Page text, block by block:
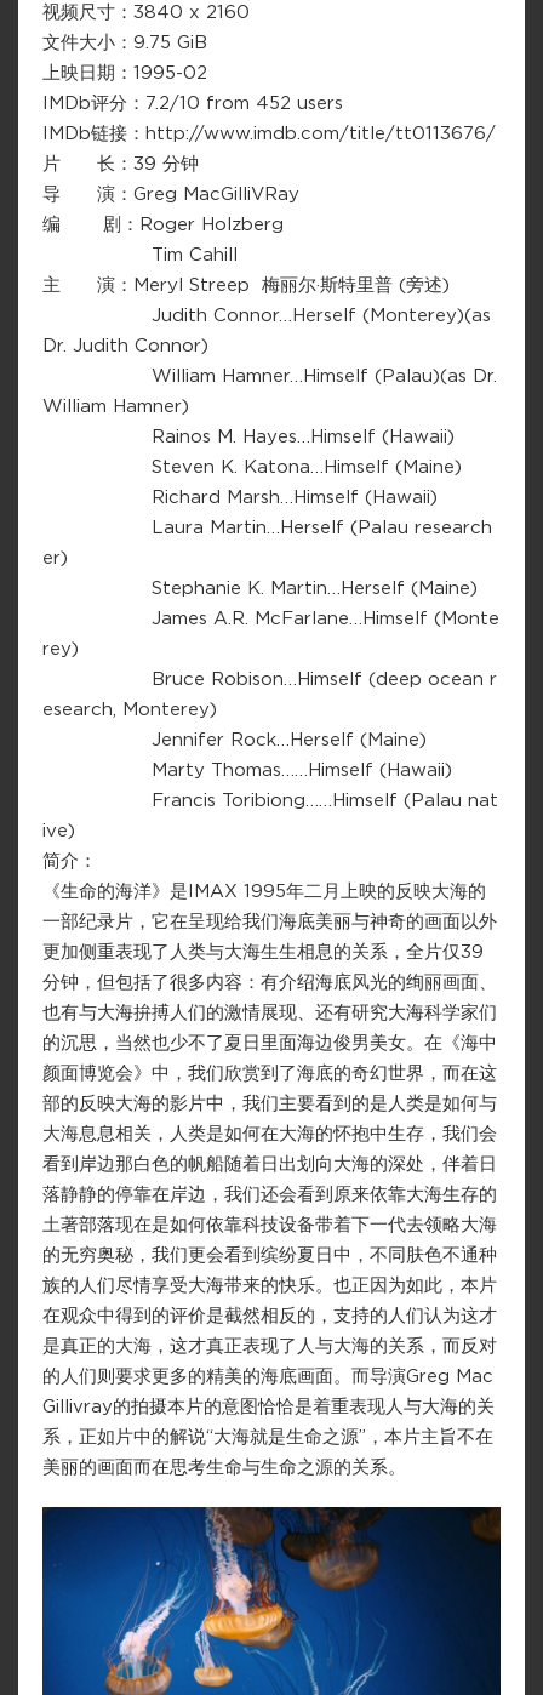
视频尺寸：3840 x 2160
文件大小：9.75 GiB
上映日期：1995-02
IMDb评分：7.2/10 from 452 users
IMDb链接：http://www.imdb.com/title/tt0113676/
片 长：39 分钟
导 演：Greg MacGilliVRay
编 剧：Roger Holzberg
Tim Cahill
主 演：Meryl Streep 梅丽尔·斯特里普 (旁述)
Judith Connor…Herself (Monterey)(as
Dr. Judith Connor)
William Hamner…Himself (Palau)(as Dr.
William Hamner)
Rainos M. Hayes…Himself (Hawaii)
Steven K. Katona…Himself (Maine)
Richard Marsh…Himself (Hawaii)
Laura Martin…Herself (Palau research
er)
Stephanie K. Martin…Herself (Maine)
James A.R. McFarlane…Himself (Monte
rey)
Bruce Robison…Himself (deep ocean r
esearch, Monterey)
Jennifer Rock…Herself (Maine)
Marty Thomas……Himself (Hawaii)
Francis Toribiong……Himself (Palau nat
ive)
简介：
《生命的海洋》是IMAX 1995年二月上映的反映大海的
一部纪录片，它在呈现给我们海底美丽与神奇的画面以外
更加侧重表现了人类与大海生生相息的关系，全片仅39
分钟，但包括了很多内容：有介绍海底风光的绚丽画面、
也有与大海拚搏人们的激情展现、还有研究大海科学家们
的沉思，当然也少不了夏日里面海边俊男美女。在《海中
颜面博览会》中，我们欣赏到了海底的奇幻世界，而在这
部的反映大海的影片中，我们主要看到的是人类是如何与
大海息息相关，人类是如何在大海的怀抱中生存，我们会
看到岸边那白色的帆船随着日出划向大海的深处，伴着日
落静静的停靠在岸边，我们还会看到原来依靠大海生存的
土著部落现在是如何依靠科技设备带着下一代去领略大海
的无穷奥秘，我们更会看到缤纷夏日中，不同肤色不通种
族的人们尽情享受大海带来的快乐。也正因为如此，本片
在观众中得到的评价是截然相反的，支持的人们认为这才
是真正的大海，这才真正表现了人与大海的关系，而反对
的人们则要求更多的精美的海底画面。而导演Greg Mac
Gillivray的拍摄本片的意图恰恰是着重表现人与大海的关
系，正如片中的解说“大海就是生命之源”，本片主旨不在
美丽的画面而在思考生命与生命之源的关系。